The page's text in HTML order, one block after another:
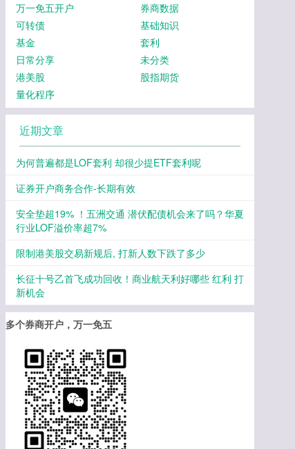
万一免五开户
券商数据
可转债
基础知识
基金
套利
日常分享
未分类
港美股
股指期货
量化程序
近期文章
为何普遍都是LOF套利 却很少提ETF套利呢
证券开户商务合作-长期有效
安全垫超19% ！五洲交通 潜伏配债机会来了吗？华夏
行业LOF溢价率超7%
限制港美股交易新规后, 打新人数下跌了多少
长征十号乙首飞成功回收！商业航天利好哪些 红利 打
新机会
多个券商开户，万一免五